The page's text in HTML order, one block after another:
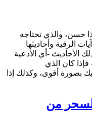
حسن، والذي تحتاجه
الرقية وأحاديثها
الأحاديث -أي الأدعية
كان الذي
بصورة أقوى، وكذلك إذا
من